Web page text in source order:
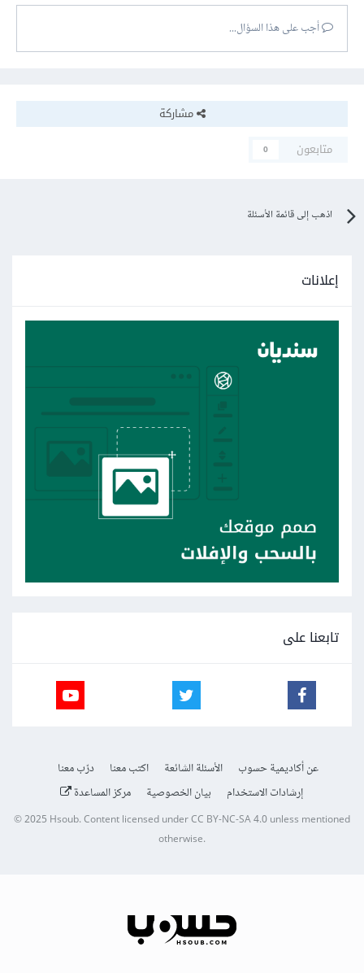
أجب على هذا السؤال...
مشاركة
متابعون
0
اذهب إلى قائمة الأسئلة
إعلانات
تابعنا على
عن أكاديمية حسوب الأسئلة الشائعة اكتب معنا
درّب معنا
إرشادات الاستخدام
بيان الخصوصية مركز المساعدة
© 2025Hsoub.Content licensed underCC BY-NC-SA 4.0unless mentioned
otherwise.